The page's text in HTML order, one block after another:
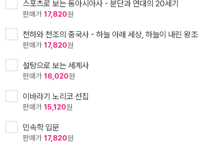
스포츠로 보는 동아시아사 - 분단과 연대의 20세기
판매가 17,820원
천하와 천조의 중국사 - 하늘 아래 세상, 하늘이 내린 왕조
판매가 17,820원
설탕으로 보는 세계사
판매가 16,020원
이바라기 노리코 선집
판매가 15,120원
민속학 입문
판매가 17,820원